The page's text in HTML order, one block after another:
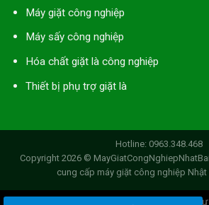
Máy giặt công nghiệp
Máy sấy công nghiệp
Hóa chất giặt là công nghiệp
Thiết bị phụ trợ giặt là
Hotline: 0963.348.468
Copyright 2026 ©
cung cấp máy giặt công nghiệp Nhật
Chào mừng bạn đến với Giao diện web của